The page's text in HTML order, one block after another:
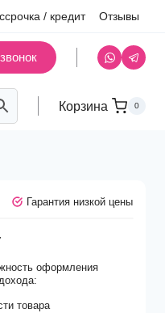
/ кредит Отзывы
Корзина 0
Гарантия низкой цены
оформления
товара